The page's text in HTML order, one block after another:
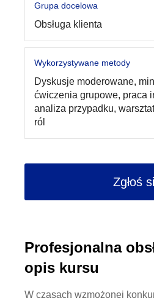
Profesjonalna
opis kursu
W czasach wzmożonej
Grupa docelowa
Obsługa klienta
Wykorzystywane metody
Dyskusje moderowane,
ćwiczenia grupowe, praca
analiza przypadku,
ról
Zgłoś